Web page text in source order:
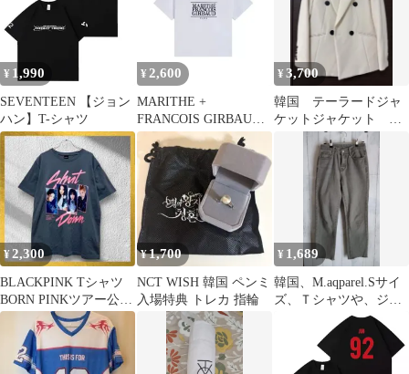
¥ 1,990
SEVENTEEN 【ジョン
ハン】T-シャツ
¥ 2,600
MARITHE +
FRANCOIS GIRBAUD
Tシャツ W CLASSIC
LOGO TEE 半袖 レディ
ース 韓国 ファッション
アパレル
¥3,700
韓国 テーラードジャ
ケットジャケット
白 ホワイト シンプ
¥2,300
BLACKPINK Tシャツ
BORN PINKツアー公式
韓国アイドル日本限定
¥1,700
NCT WISH 韓国 ペンミ
入場特典 トレカ 指輪
¥ 1,689
韓国、M.aqparel.Sサイ
ズ、Ｔシャツや、ジャ
ケットなどにも、合わ
せやすい